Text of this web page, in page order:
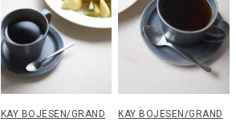
KAY BOJESEN/GRAND
KAY BOJESEN/GRAND